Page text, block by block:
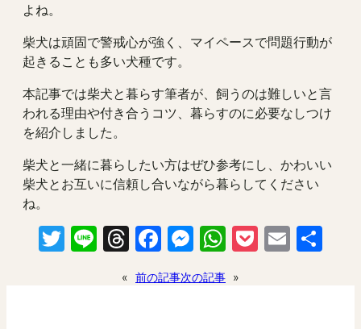
よね。
柴犬は頑固で警戒心が強く、マイペースで問題行動が
起きることも多い犬種です。
本記事では柴犬と暮らす筆者が、飼うのは難しいと言
われる理由や付き合うコツ、暮らすのに必要なしつけ
を紹介しました。
柴犬と一緒に暮らしたい方はぜひ参考にし、かわいい
柴犬とお互いに信頼し合いながら暮らしてください
ね。
Twitter
LineThreads
Facebook
Messenger
WhatsApp
Pocket
Email
« 前の記事次の記事 »